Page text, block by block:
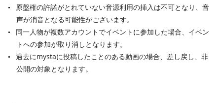
原盤権の許諾がとれていない音源利用の挿入は不可となり、音
声が消音となる可能性がございます。
同一人物が複数アカウントでイベントに参加した場合、イベン
トへの参加が取り消しとなります。
過去にmystaに投稿したことのある動画の場合、差し戻し、非
公開の対象となります。